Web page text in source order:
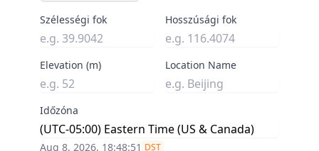
Szélességi fok Hosszúsági fok
Elevation (m) Location Name
Időzóna
Aug 8, 2026, 18:48:52 DST